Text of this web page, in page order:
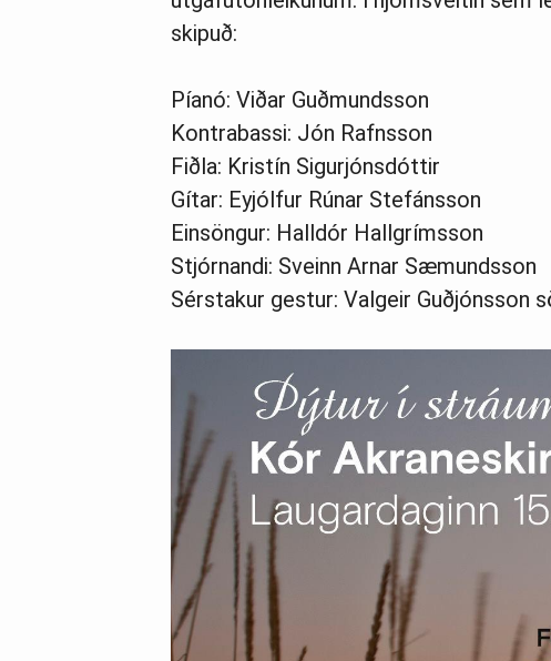
skipuð:
Píanó: Viðar Guðmundsson
Kontrabassi: Jón Rafnsson
Fiðla: Kristín Sigurjónsdóttir
Gítar: Eyjólfur Rúnar Stefánsson
Einsöngur: Halldór Hallgrímsson
Stjórnandi: Sveinn Arnar Sæmundsson
Sérstakur gestur: Valgeir Guðjónsson